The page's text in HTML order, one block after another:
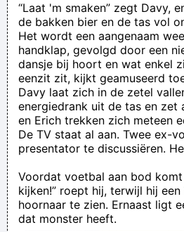
“Laat 'm smaken” zegt Davy,
de bakken bier en de tas vol
Het wordt een aangenaam
handklap, gevolgd door een
dansje bij hoort en wat enkel
eenzit zit, kijkt geamuseerd
Davy laat zich in de zetel
energiedrank uit de tas en zet
en Erich trekken zich meteen
De TV staat al aan. Twee ex-
presentator te discussiëren.
Voordat voetbal aan bod
kijken!” roept hij, terwijl hij
hoornaar te zien. Ernaast ligt
dat monster heeft.